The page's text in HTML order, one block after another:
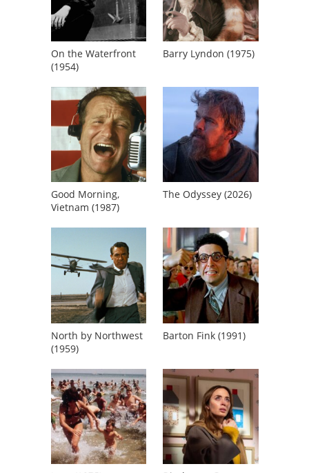
On the Waterfront
(1954)
Barry Lyndon (1975)
Good Morning,
Vietnam (1987)
The Odyssey (2026)
North by Northwest
(1959)
Barton Fink (1991)